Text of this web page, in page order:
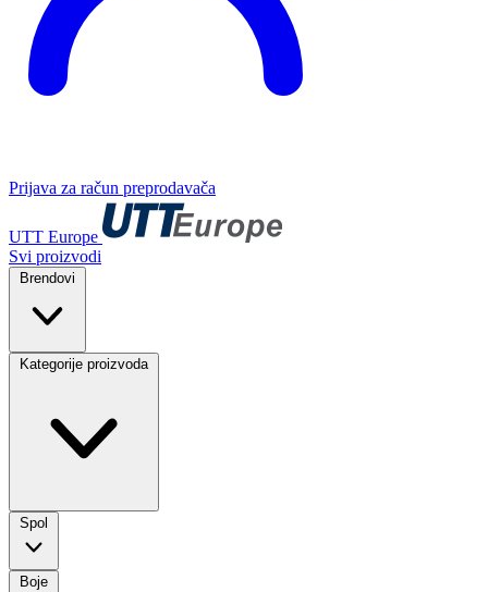
Prijava za račun preprodavača
UTT Europe
Svi proizvodi
Brendovi
Kategorije proizvoda
Spol
Boje